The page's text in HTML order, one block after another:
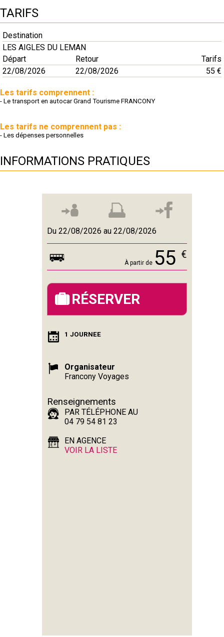
TARIFS
Destination
LES AIGLES DU LEMAN
Départ
22/08/2026
Retour
22/08/2026
Tarifs
55 €
Les tarifs comprennent :
- Le transport en autocar Grand Tourisme FRANCONY
Les tarifs ne comprennent pas :
- Les dépenses personnelles
INFORMATIONS PRATIQUES
Du 22/08/2026 au 22/08/2026
À partir de 55 €
RÉSERVER
1 JOURNEE
Organisateur
Francony Voyages
Renseignements
PAR TÉLÉPHONE AU
04 79 54 81 23
EN AGENCE
VOIR LA LISTE